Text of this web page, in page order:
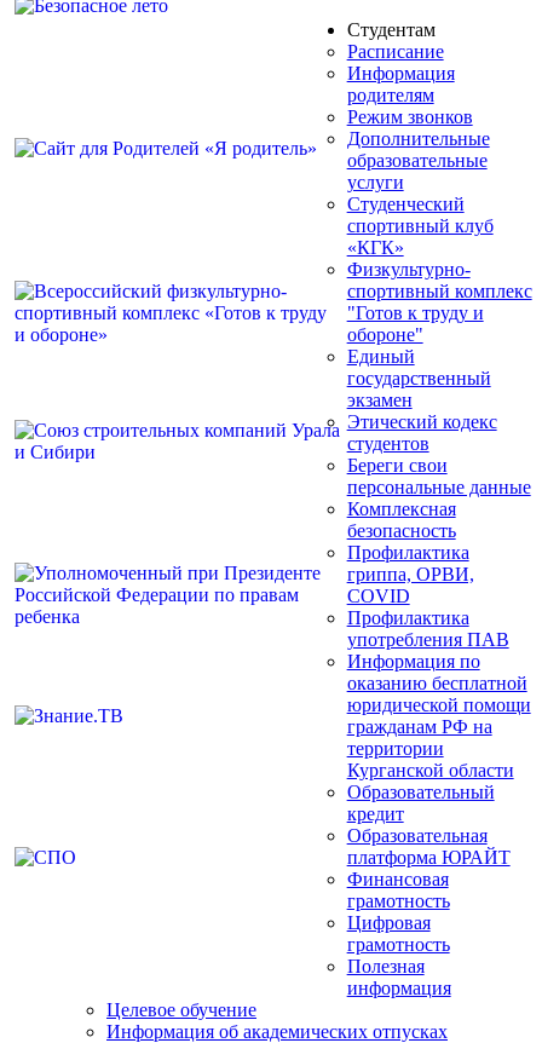
Студентам
Расписание
Информация
родителям
Режим звонков
Дополнительные
образовательные
услуги
Студенческий
спортивный клуб
«КГК»
Физкультурно-
спортивный комплекс
"Готов к труду и
обороне"
Единый
государственный
экзамен
Этический кодекс
студентов
Береги свои
персональные данные
Комплексная
безопасность
Профилактика
гриппа, ОРВИ,
COVID
Профилактика
употребления ПАВ
Информация по
оказанию бесплатной
юридической помощи
гражданам РФ на
территории
Курганской области
Образовательный
кредит
Образовательная
платформа ЮРАЙТ
Финансовая
грамотность
Цифровая
грамотность
Полезная
информация
Целевое обучение
Информация об академических отпусках